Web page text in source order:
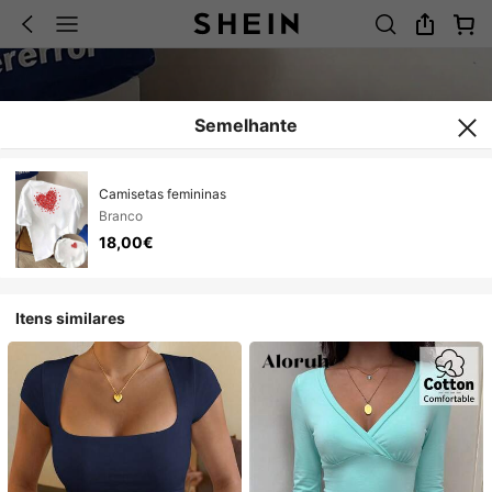
Semelhante
Camisetas femininas
Branco
18,00€
Itens similares